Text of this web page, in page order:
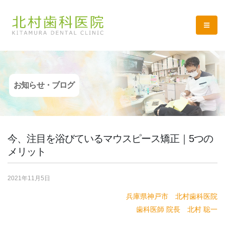
お知らせ・ブログ
今、注目を浴びているマウスピース矯正｜5つの
メリット
2021年11月5日
兵庫県神戸市 北村歯科医院
歯科医師 院長 北村 聡一